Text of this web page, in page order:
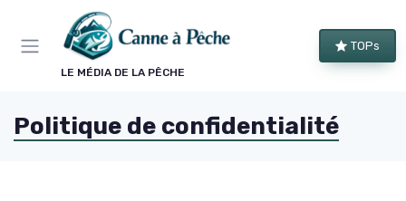
LE MÉDIA DE LA PÊCHE
TOPs
Politique de confidentialité
Panneau de gestion des cookies